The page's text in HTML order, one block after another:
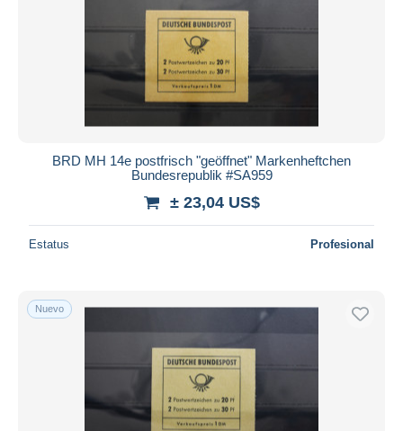
BRD MH 14e postfrisch "geöffnet" Markenheftchen
Bundesrepublik #SA959
± 23,04 US$
Estatus Profesional
Nuevo